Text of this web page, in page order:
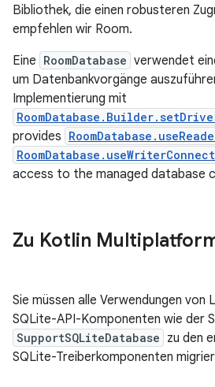
Bibliothek, die einen robusteren
empfehlen wir Room.
Eine RoomDatabase verwendet
um Datenbankvorgänge
Implementierung mit
provides
access to the managed database
Zu Kotlin
Sie müssen alle Verwendungen
SQLite-API-Komponenten wie der
SupportSQLiteDatabase zu den
SQLite-Treiberkomponenten